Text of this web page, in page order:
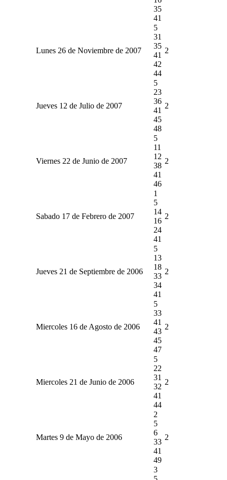
35
41
Lunes 26 de Noviembre de 2007
5
31
35
41
42
44
2
Jueves 12 de Julio de 2007
5
23
36
41
45
48
2
Viernes 22 de Junio de 2007
5
11
12
38
41
46
2
Sabado 17 de Febrero de 2007
1
5
14
16
24
41
2
Jueves 21 de Septiembre de 2006
5
13
18
33
34
41
2
Miercoles 16 de Agosto de 2006
5
33
41
43
45
47
2
Miercoles 21 de Junio de 2006
5
22
31
32
41
44
2
Martes 9 de Mayo de 2006
2
5
6
33
41
49
2
3